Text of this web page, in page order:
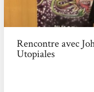
Rencontre avec
Utopiales